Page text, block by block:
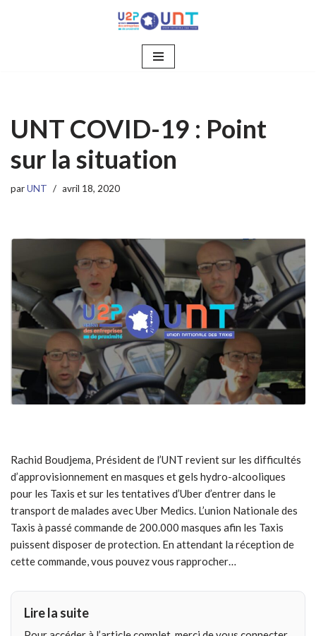
UNT COVID-19 : Point
sur la situation
parUNT avril 18, 2020
Rachid Boudjema, Président de l’UNT revient sur les difficultés
d’approvisionnement en masques et gels hydro-alcooliques
pour les Taxis et sur les tentatives d’Uber d’entrer dans le
transport de malades avec Uber Medics. L’union Nationale des
Taxis à passé commande de 200.000 masques afin les Taxis
puissent disposer de protection. En attendant la réception de
cette commande, vous pouvez vous rapprocher…
Lire la suite